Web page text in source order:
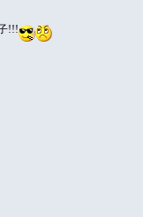
!!!